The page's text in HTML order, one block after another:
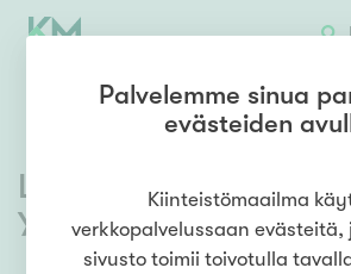
Lamminsalmentie 58,
Ylöjärvi
Palvelemme sinua
evästeiden
Kiinteistömaailma
verkkopalvelussaan evästeitä,
sivusto toimii toivotulla